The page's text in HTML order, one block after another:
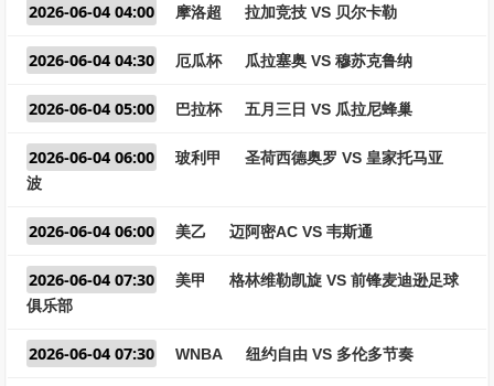
2026-06-04 04:00 摩洛超 拉加竞技 VS 贝尔卡勒
2026-06-04 04:30 厄瓜杯 瓜拉塞奥 VS 穆苏克鲁纳
2026-06-04 05:00 巴拉杯 五月三日 VS 瓜拉尼蜂巢
2026-06-04 06:00 玻利甲
圣荷西德奥罗 VS 皇家托马亚
波
2026-06-04 06:00 美乙 迈阿密AC VS 韦斯通
2026-06-04 07:30 美甲
格林维勒凯旋 VS 前锋麦迪逊足球
俱乐部
2026-06-04 07:30 WNBA 纽约自由 VS 多伦多节奏